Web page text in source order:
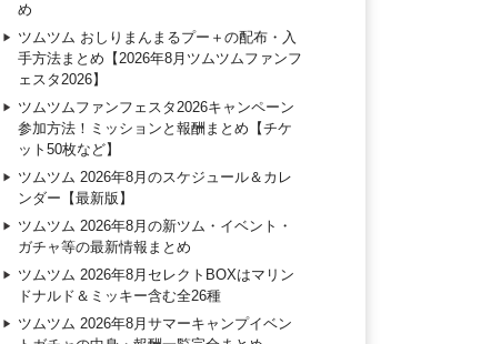
め
ツムツム おしりまんまるプー＋の配布・入
手方法まとめ【2026年8月ツムツムファンフ
ェスタ2026】
ツムツムファンフェスタ2026キャンペーン
参加方法！ミッションと報酬まとめ【チケ
ット50枚など】
ツムツム 2026年8月のスケジュール＆カレ
ンダー【最新版】
ツムツム 2026年8月の新ツム・イベント・
ガチャ等の最新情報まとめ
ツムツム 2026年8月セレクトBOXはマリン
ドナルド＆ミッキー含む全26種
ツムツム 2026年8月サマーキャンプイベン